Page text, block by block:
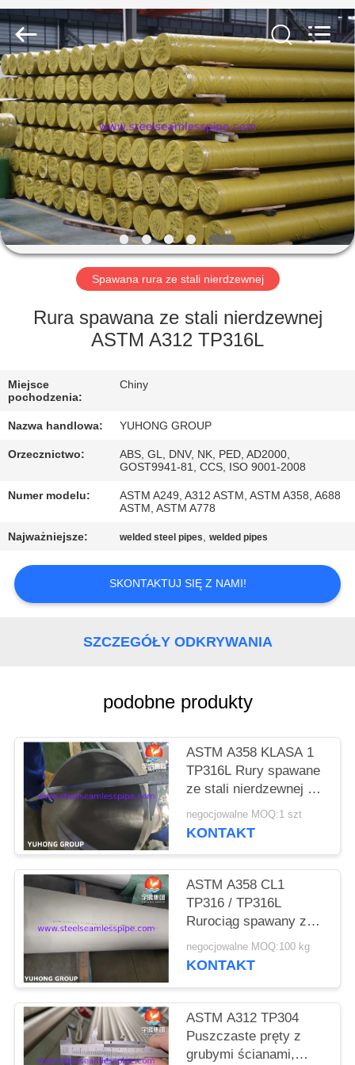
DOM
PRODUKTY
O
NAS
WYCIECZKA
FABRYCE
JAKOŚCI
SKONTAKTUJ
SIĘ
Z
POPROSIĆ
SITEMAP
PRIVACY
POLICY
2026
Group
Co.,Ltd.
All
Rights
Reserved.
Spawana rura ze stali nierdzewnej
Rura spawana ze stali nierdzewnej
ASTM A312 TP316L
Miejsce
pochodzenia:
Chiny
Nazwa handlowa: YUHONG GROUP
Orzecznictwo:
ABS, GL, DNV, NK, PED, AD2000,
GOST9941-81, CCS, ISO 9001-2008
Numer modelu:
ASTM A249, A312 ASTM, ASTM A358, A688
ASTM, ASTM A778
Najważniejsze: welded steel pipes,welded pipes
SKONTAKTUJ SIĘ Z NAMI!
SZCZEGÓŁY ODKRYWANIA
podobne produkty
ASTM A358 KLASA 1
TP316L Rury spawane
ze stali nierdzewnej do
rafinerii
negocjowalne MOQ:1 szt
KONTAKT
ASTM A358 CL1
TP316 / TP316L
Rurociąg spawany ze
stali nierdzewnej dla
przemysłu
negocjowalne MOQ:100 kg
KONTAKT
ASTM A312 TP304
Puszczaste pręty z
grubymi ścianami,